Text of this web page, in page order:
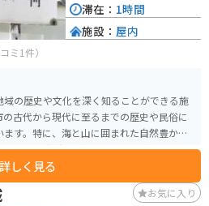
コミ1件）
の歴史や文化を深く知ることができる施
古代から現代に至るまでの歴史や民俗に
す。特に、海と山に囲まれた自然豊かな
地域の生活や文化を学ぶことができま
ここの売りは江戸、明治の灯火具で約８
物館内には市民やグループの作品展示が
詳しく見る
滞在： 1時間
施設： 屋内
お気に入り